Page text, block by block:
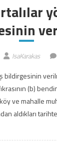
IsaKarakas
(b)
ve mahalle
aldıkları